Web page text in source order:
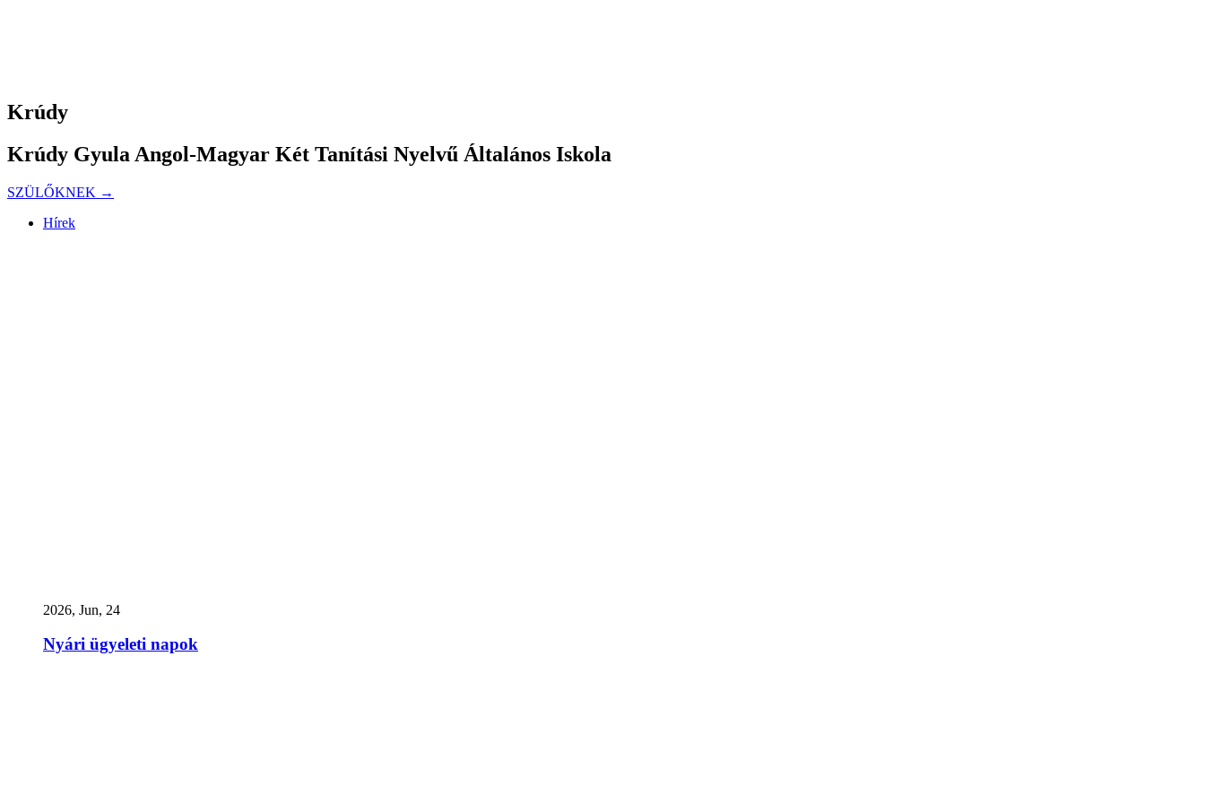
Krúdy
Krúdy Gyula Angol-Magyar Két Tanítási Nyelvű Általános Iskola
SZÜLŐKNEK →
Hírek
2026, Jun, 24
Nyári ügyeleti napok